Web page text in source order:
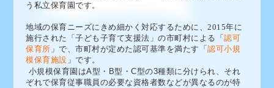
う私立保育園です。
地域の保育ニーズにきめ細かく対応するために、2015年に
施行された「子ども子育て支援法」の市町村による「認可
保育所 」で、市町村が定めた認可基準を満たす「認可小規
模保育施設 」です。
小規模保育園はA型・B型・C型の3種類に分けられ、それ
ぞれで保育従事職員の必要な資格者数などが異なるのが特